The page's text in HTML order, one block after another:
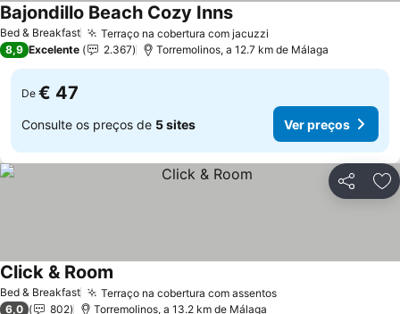
Bed & Breakfast Terraço na cobertura com jacuzzi
Bajondillo Beach Cozy Inns
8,9 Excelente 2.367 Torremolinos, a 12.7 km de Málaga
De € 47
Consulte os preços de 5 sites Ver preços
Partilhar
Bed & Breakfast Terraço na cobertura com assentos
Click & Room
6,0 802 Torremolinos, a 13.2 km de Málaga